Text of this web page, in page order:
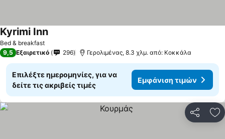
Bed & breakfast
Kyrimi InnΕμφάνιση τιμών
9,5 Εξαιρετικό 296 Γερολιμένας, 8.3 χλμ. από: Κοκκάλα
Επιλέξτε ημερομηνίες, για να
δείτε τις ακριβείς τιμές
Εμφάνιση τιμών